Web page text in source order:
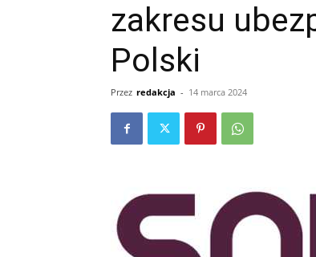
zakresu
Polski
Przez redakcja - 14 marca 2024